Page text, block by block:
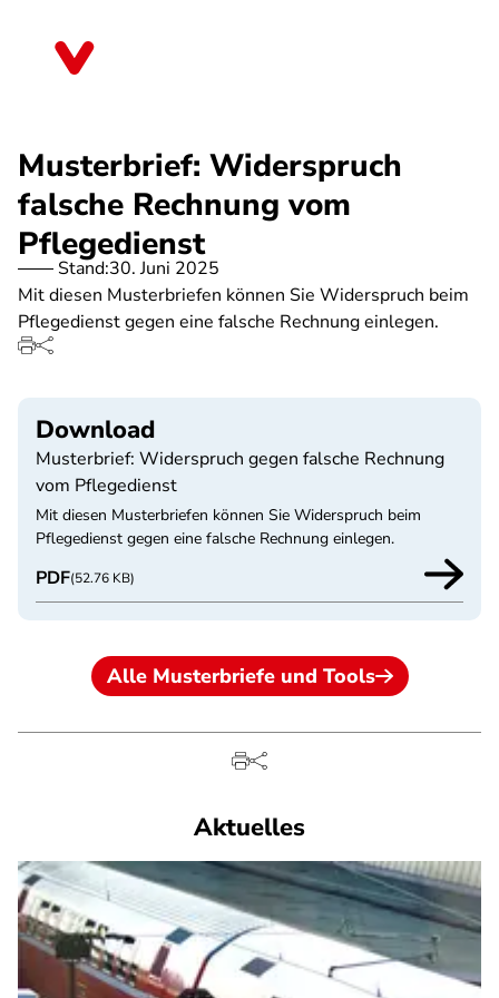
Musterbrief: Widerspruch
falsche Rechnung vom
Pflegedienst
Stand:30. Juni 2025
Mit diesen Musterbriefen können Sie Widerspruch beim
Pflegedienst gegen eine falsche Rechnung einlegen.
Download
Musterbrief: Widerspruch gegen falsche Rechnung
vom Pflegedienst
Mit diesen Musterbriefen können Sie Widerspruch beim
Pflegedienst gegen eine falsche Rechnung einlegen.
PDF(52.76 KB)
Alle Musterbriefe und Tools
Aktuelles